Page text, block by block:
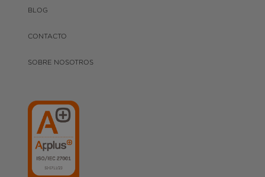
BLOG
CONTACTO
SOBRE NOSOTROS